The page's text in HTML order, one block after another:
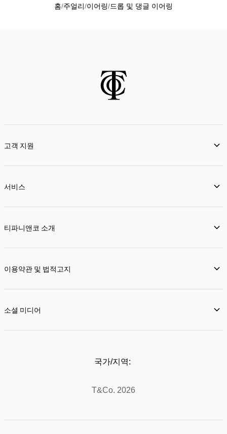
홈 주얼리 이어링 드롭 및 댕글 이어링
고객 지원
서비스
티파니앤코 소개
이용약관 및 법적고지
소셜 미디어
T&Co. 2026
국가/지역: